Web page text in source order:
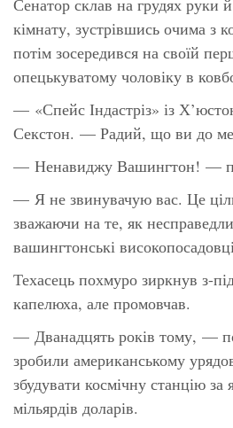
кімнату, зустрівшись очима з
потім зосередився на своїй
опецькуватому чоловіку в
— «Спейс Індастріз» із
Секстон. — Радий, що ви до
— Ненавиджу Вашингтон! —
— Я не звинувачую вас. Це
зважаючи на те, як
вашингтонські
Техасець похмуро зиркнув з-
капелюха, але промовчав.
— Дванадцять років тому, —
зробили американському
збудувати космічну станцію за
мільярдів доларів.